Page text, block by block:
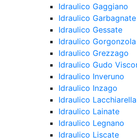
Idraulico Gaggiano
Idraulico
Idraulico Gessate
Idraulico Gorgonzola
Idraulico Grezzago
Idraulico Gudo
Idraulico Inveruno
Idraulico Inzago
Idraulico Lacchiarella
Idraulico Lainate
Idraulico Legnano
Idraulico Liscate